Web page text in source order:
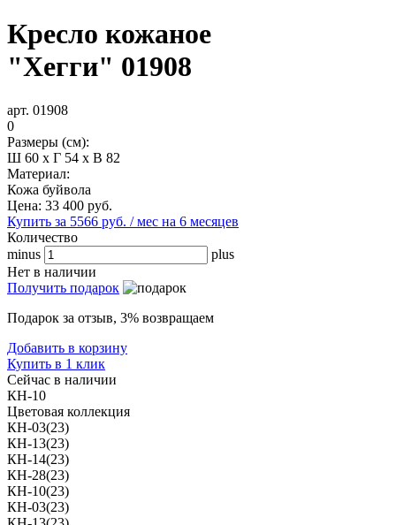
Кресло кожаное
"Хегги" 01908
арт. 01908
0
Размеры (см):
Ш 60 x Г 54 x В 82
Материал:
Кожа буйвола
Цена: 33 400 руб.
Купить за 5566 руб. / мес на 6 месяцев
Количество
minus
plus
Нет в наличии
Получить подарок
Подарок за отзыв, 3% возвращаем
Добавить в корзину
Купить в 1 клик
Сейчас в наличии
КН-10
Цветовая коллекция
КН-03(23)
КН-13(23)
КН-14(23)
КН-28(23)
КН-10(23)
КН-03(23)